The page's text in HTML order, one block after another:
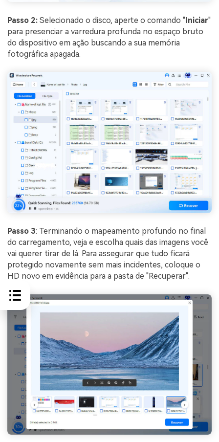
Passo 2: Selecionado o disco, aperte o comando "Iniciar"
para presenciar a varredura profunda no espaço bruto
do dispositivo em ação buscando a sua memória
fotográfica apagada.
Passo 3: Terminando o mapeamento profundo no final
do carregamento, veja e escolha quais das imagens você
vai querer tirar de lá. Para assegurar que tudo ficará
protegido novamente sem mais incidentes, coloque o
HD novo em evidência para a pasta de "Recuperar".